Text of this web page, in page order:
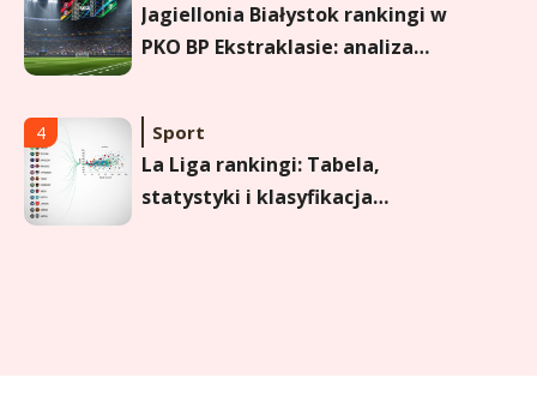
Jagiellonia Białystok rankingi w
PKO BP Ekstraklasie: analiza
4 Sport
La Liga rankingi: Tabela,
statystyki i klasyfikacja